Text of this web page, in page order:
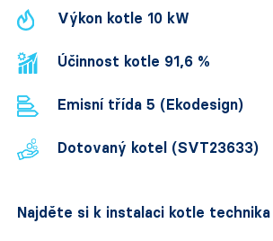
Výkon kotle 10 kW
Účinnost kotle 91,6 %
Emisní třída 5 (Ekodesign)
Dotovaný kotel (SVT23633)
Najděte si k instalaci kotle